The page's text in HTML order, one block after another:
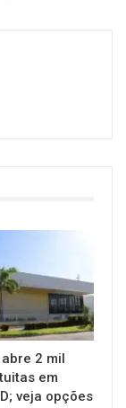
abre 2 mil
em
veja opções